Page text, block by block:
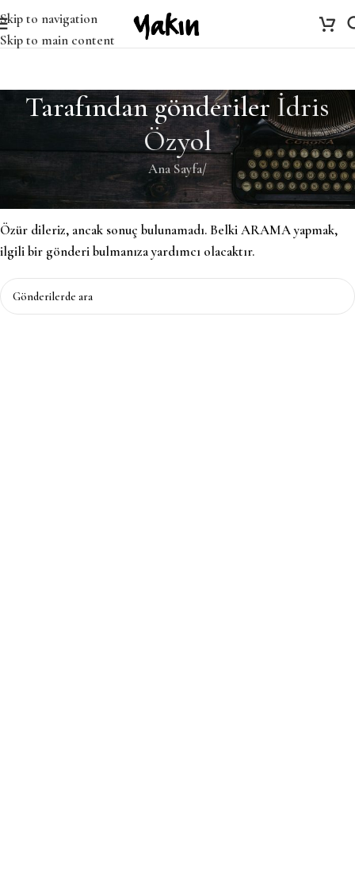
Skip to navigation
Skip to main content
Tarafından gönderilerİdris
Özyol
Ana Sayfa/
Özür dileriz, ancak sonuç bulunamadı. Belki ARAMA yapmak,
ilgili bir gönderi bulmanıza yardımcı olacaktır.